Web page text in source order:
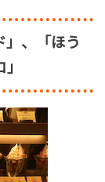
」、「ほう